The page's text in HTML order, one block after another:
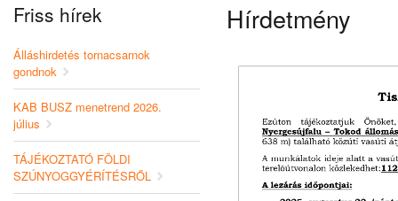
Friss hírek
Álláshirdetés tornacsarnok
gondnok
KAB BUSZ menetrend 2026.
július
TÁJÉKOZTATÓ FÖLDI
SZÚNYOGGYÉRÍTÉSRŐL
Hírdetmény